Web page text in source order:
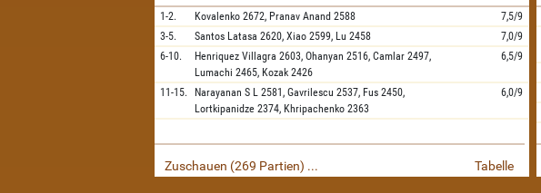
1-2. Kovalenko 2672, Pranav Anand 2588
7,5/9
3-5.
Santos Latasa 2620,Xiao 2599, Lu 2458
7,0/9
6-10.
Henriquez Villagra 2603,Ohanyan 2516,Camlar 2497,
Lumachi 2465, Kozak 2426
6,5/9
11-15. Narayanan S L 2581,Gavrilescu 2537, Fus 2450,
Lortkipanidze 2374, Khripachenko 2363
6,0/9
Zuschauen (269 Partien) ... Tabelle